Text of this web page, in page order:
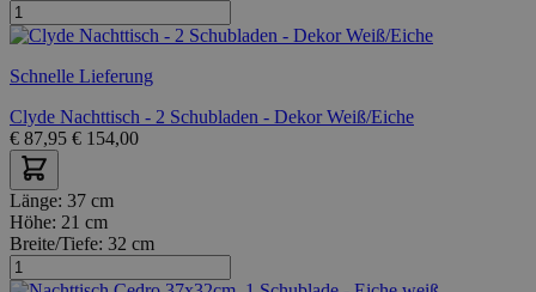
Schnelle Lieferung
Clyde Nachttisch - 2 Schubladen - Dekor Weiß/Eiche
€ 87,95 € 154,00
Länge: 37 cm
Höhe: 21 cm
Breite/Tiefe: 32 cm